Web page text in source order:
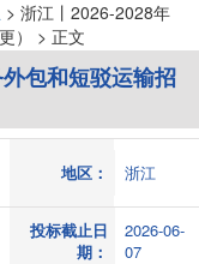
> 浙江丨2026-2028年
） > 正文
包和短驳运输招
地区： 浙江
投标截止日
期：
2026-06-
07